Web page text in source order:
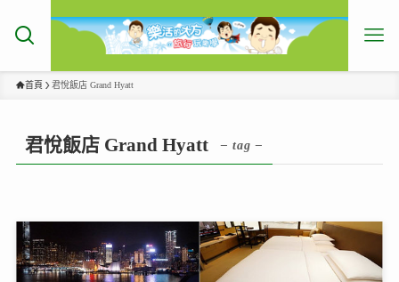
首頁 君悅飯店 Grand Hyatt
君悅飯店 Grand Hyatt – tag –